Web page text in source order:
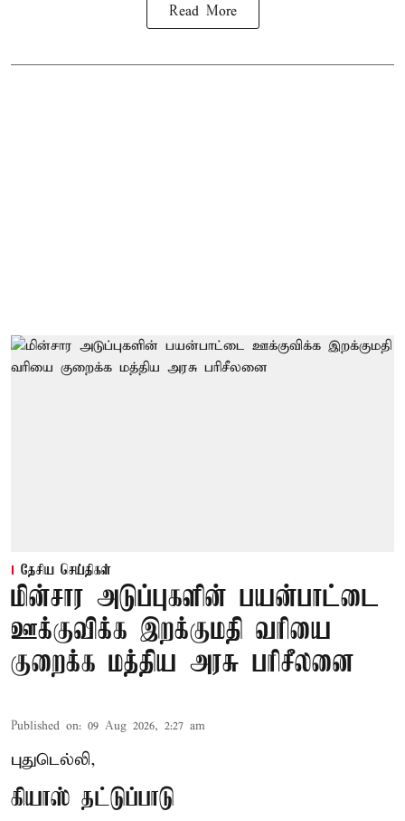
Read More
தேசிய செய்திகள்
மின்சார அடுப்புகளின் பயன்பாட்டை
ஊக்குவிக்க இறக்குமதி வரியை
குறைக்க மத்திய அரசு பரிசீலனை
Published on: 09 Aug 2026, 2:27 am
புதுடெல்லி,
கியாஸ் தட்டுப்பாடு